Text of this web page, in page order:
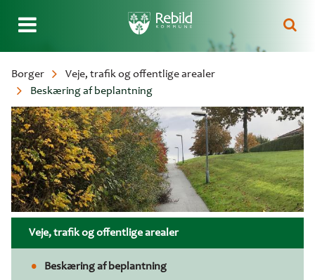
hovedindhold
Brødkrumme
Borger
Veje, trafik og offentlige arealer
Beskæring af beplantning
Veje, trafik og offentlige arealer
Beskæring af beplantning